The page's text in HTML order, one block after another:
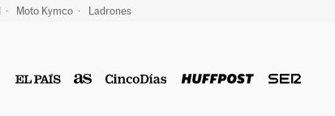
Moto Kymco Ladrones